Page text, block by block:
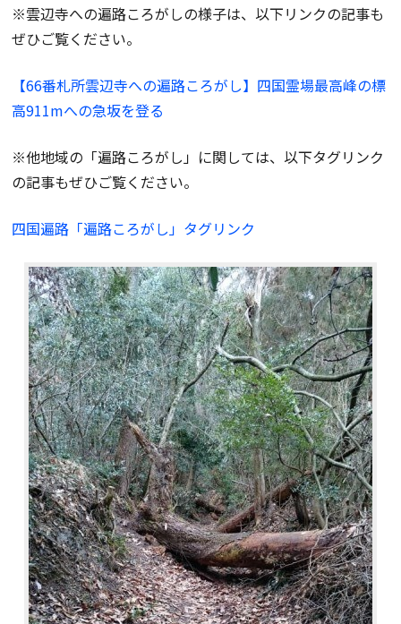
※雲辺寺への遍路ころがしの様子は、以下リンクの記事も
ぜひご覧ください。
【66番札所雲辺寺への遍路ころがし】 四国霊場最高峰の標
高911mへの急坂を登る
※他地域の「遍路ころがし」に関しては、以下タグリンク
の記事もぜひご覧ください。
四国遍路「遍路ころがし」タグリンク